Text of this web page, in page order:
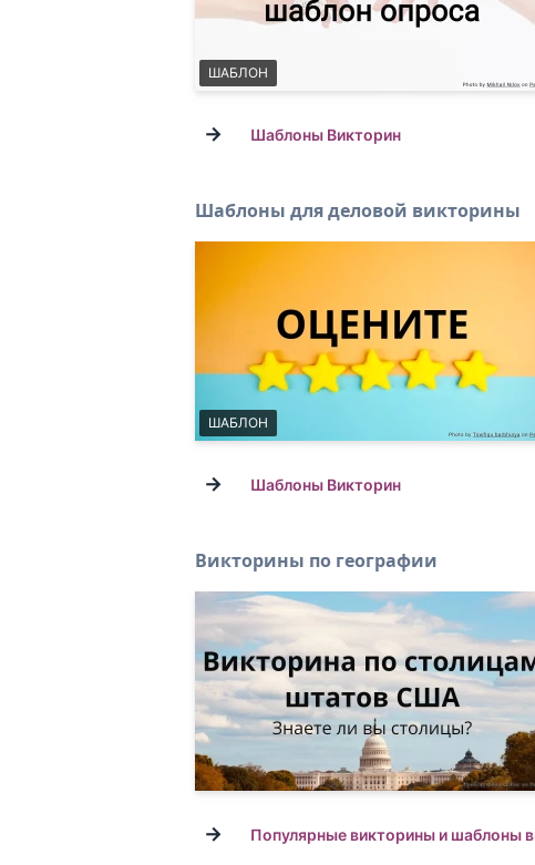
ШАБЛОН
→ Шаблоны Викторин
Шаблоны для деловой викторины
ШАБЛОН
→ Шаблоны Викторин
Викторины по географии
→ Популярные викторины и шаблоны